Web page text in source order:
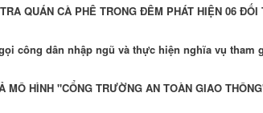
QUÁN CÀ PHÊ TRONG ĐÊM PHÁT HIỆN 06
công dân nhập ngũ và thực hiện nghĩa vụ tham
MÔ HÌNH "CỔNG TRƯỜNG AN TOÀN GIAO